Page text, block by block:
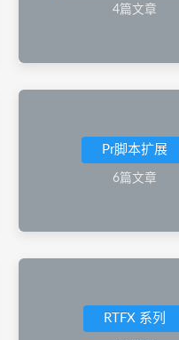
4篇文章
Pr脚本扩展
6篇文章
RTFX 系列